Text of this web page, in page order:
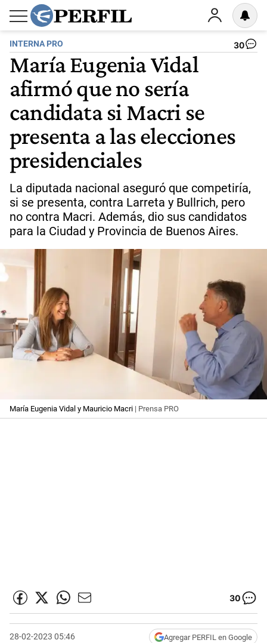
INTERNA PRO 30
María Eugenia Vidal
afirmó que no sería
candidata si Macri se
presenta a las elecciones
presidenciales
La diputada nacional aseguró que competiría,
si se presenta, contra Larreta y Bullrich, pero
no contra Macri. Además, dio sus candidatos
para la Ciudad y Provincia de Buenos Aires.
María Eugenia Vidal y Mauricio Macri | Prensa PRO
30
28-02-2023 05:46 Agregar PERFIL en Google